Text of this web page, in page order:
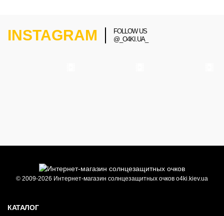
INSTAGRAM
FOLLOW US
@_O4KI.UA_
© 2009-2026 Интернет-магазин солнцезащитных очков o4ki.kiev.ua
КАТАЛОГ